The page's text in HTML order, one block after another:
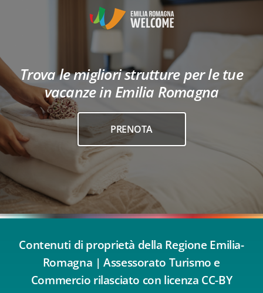
Trova le migliori strutture per le tue
vacanze in Emilia Romagna
PRENOTA
Contenuti di proprietà della Regione Emilia-
Romagna | Assessorato Turismo e
Commercio rilasciato con licenza CC-BY